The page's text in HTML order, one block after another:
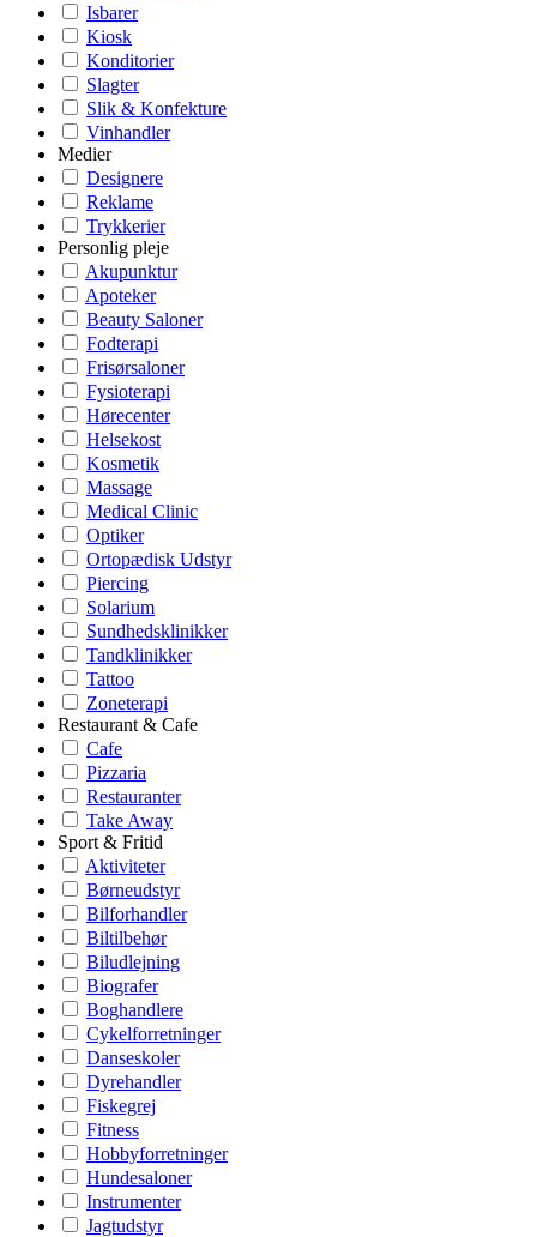
Isbarer
Kiosk
Konditorier
Slagter
Slik & Konfekture
Vinhandler
Medier
Designere
Reklame
Trykkerier
Personlig pleje
Akupunktur
Apoteker
Beauty Saloner
Fodterapi
Frisørsaloner
Fysioterapi
Hørecenter
Helsekost
Kosmetik
Massage
Medical Clinic
Optiker
Ortopædisk Udstyr
Piercing
Solarium
Sundhedsklinikker
Tandklinikker
Tattoo
Zoneterapi
Restaurant & Cafe
Cafe
Pizzaria
Restauranter
Take Away
Sport & Fritid
Aktiviteter
Børneudstyr
Bilforhandler
Biltilbehør
Biludlejning
Biografer
Boghandlere
Cykelforretninger
Danseskoler
Dyrehandler
Fiskegrej
Fitness
Hobbyforretninger
Hundesaloner
Instrumenter
Jagtudstyr